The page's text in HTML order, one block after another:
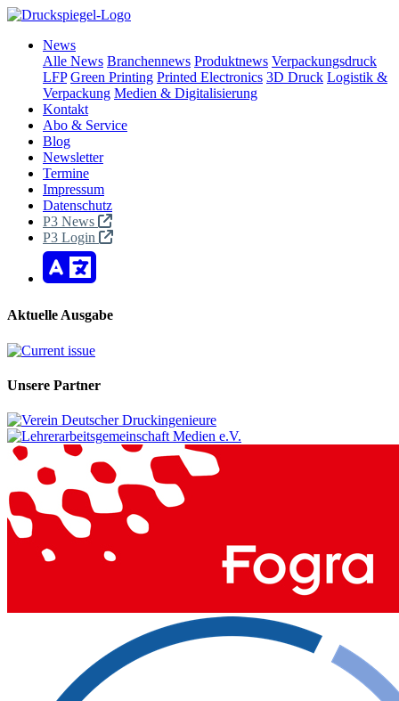
News
Alle News Branchennews Produktnews Verpackungsdruck
LFP Green Printing Printed Electronics 3D Druck Logistik &
Verpackung Medien & Digitalisierung
Kontakt
Abo & Service
Blog
Newsletter
Termine
Impressum
Datenschutz
P3 News
P3 Login
Aktuelle Ausgabe
Unsere Partner